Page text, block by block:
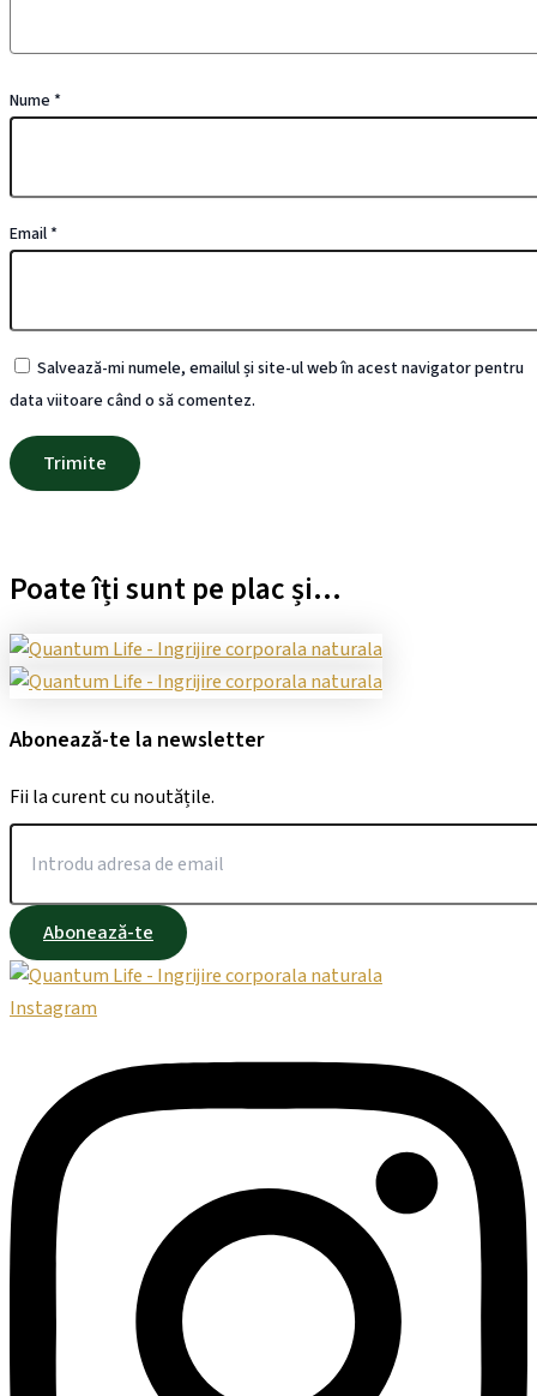
Nume *
Email*
Salvează-mi numele, emailul și site-ul web în acest navigator pentru
data viitoare când o să comentez.
Poate îți sunt pe plac și...
Abonează-te la newsletter
Fii la curent cu noutățile.
Abonează-te
Instagram